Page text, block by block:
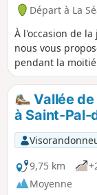
Départ à La
À l'occasion de
nous vous
pendant la
passage un
remonter le
naissance. À
tissage, vous
napoléonien
Vallée
à Saint-Pal-
9,75 km
Moyenne